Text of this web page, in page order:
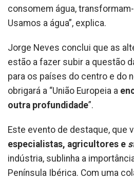
consomem água,
Usamos a água”, explica.
Jorge Neves conclui que as
estão a fazer subir a questão
para os países do centro e do
obrigará a “União Europeia a
outra profundidade”.
Este evento de destaque, que
especialistas, agricultores e
indústria, sublinha a
Península Ibérica. Com uma